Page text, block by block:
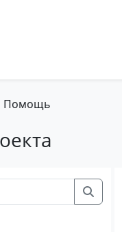
Помощь